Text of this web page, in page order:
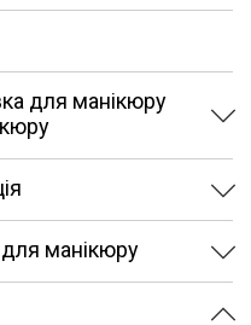
для манікюру
для манікюру